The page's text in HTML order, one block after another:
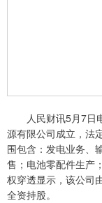
人民财讯5月7日电
源有限公司成立，法
围包含：发电业务、
售；电池零配件生产
权穿透显示，该公司
全资持股。